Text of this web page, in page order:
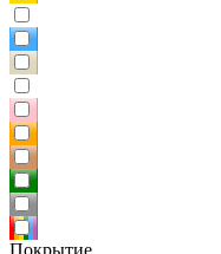
Покрытие